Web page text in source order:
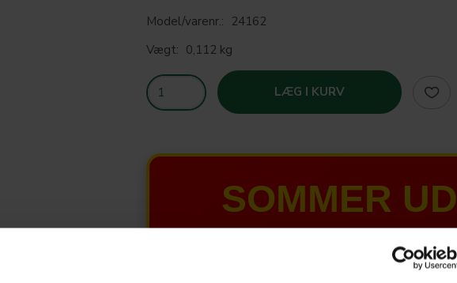
Model/varenr.: 24162
Vægt: 0,112 kg
LÆG I KURV
SOMMER
TIL D. 8